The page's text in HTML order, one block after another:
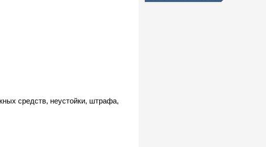
средств, неустойки, штрафа,